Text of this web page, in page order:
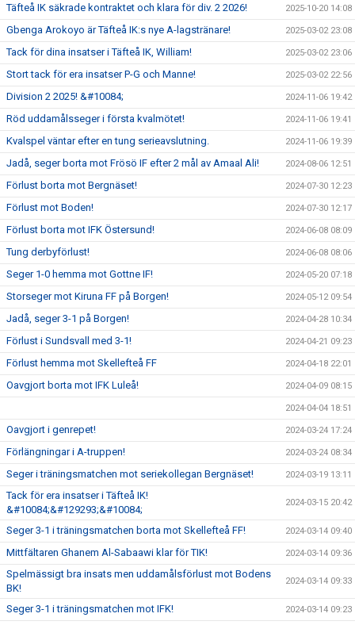
Täfteå IK säkrade kontraktet och klara för div. 2 2026! 2025-10-20 14:08
Gbenga Arokoyo är Täfteå IK:s nye A-lagstränare! 2025-03-02 23:08
Tack för dina insatser i Täfteå IK, William! 2025-03-02 23:06
Stort tack för era insatser P-G och Manne! 2025-03-02 22:56
Division 2 2025! &#10084; 2024-11-06 19:42
Röd uddamålsseger i första kvalmötet! 2024-11-06 19:41
Kvalspel väntar efter en tung serieavslutning. 2024-11-06 19:39
Jadå, seger borta mot Frösö IF efter 2 mål av Amaal Ali! 2024-08-06 12:51
Förlust borta mot Bergnäset! 2024-07-30 12:23
Förlust mot Boden! 2024-07-30 12:17
Förlust borta mot IFK Östersund! 2024-06-08 08:09
Tung derbyförlust! 2024-06-08 08:06
Seger 1-0 hemma mot Gottne IF! 2024-05-20 07:18
Storseger mot Kiruna FF på Borgen! 2024-05-12 09:54
Jadå, seger 3-1 på Borgen! 2024-04-28 10:34
Förlust i Sundsvall med 3-1! 2024-04-21 09:23
Förlust hemma mot Skellefteå FF 2024-04-18 22:01
Oavgjort borta mot IFK Luleå! 2024-04-09 08:15
2024-04-04 18:51
Oavgjort i genrepet! 2024-03-24 17:24
Förlängningar i A-truppen! 2024-03-24 08:34
Seger i träningsmatchen mot seriekollegan Bergnäset! 2024-03-19 13:11
Tack för era insatser i Täfteå IK!
&#10084;&#129293;&#10084;
2024-03-15 20:42
Seger 3-1 i träningsmatchen borta mot Skellefteå FF! 2024-03-14 09:40
Mittfältaren Ghanem Al-Sabaawi klar för TIK! 2024-03-14 09:36
Spelmässigt bra insats men uddamålsförlust mot Bodens
BK!
2024-03-14 09:33
Seger 3-1 i träningsmatchen mot IFK! 2024-03-14 09:23